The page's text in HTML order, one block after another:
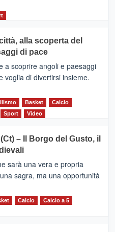
alla scoperta del
di pace
a scoprire angoli e paesaggi
voglia di divertirsi insieme.
Basket
Calcio
Sport Video
– Il Borgo del Gusto, il
sarà una vera e propria
sagra, ma una opportunità
Calcio
Calcio a 5